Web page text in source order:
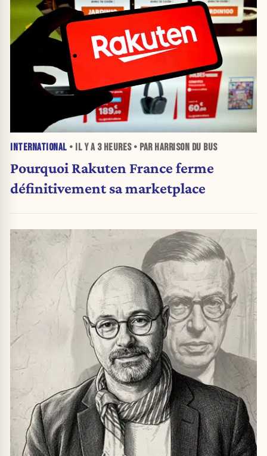
INTERNATIONAL • IL Y A 3 HEURES• PAR HARRISON DU BUS
Pourquoi Rakuten France ferme
définitivement sa marketplace